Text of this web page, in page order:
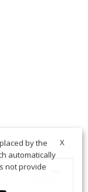
X
by the
automatically
not provide